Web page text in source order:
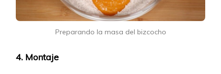
Preparando la masa del bizcocho
4. Montaje